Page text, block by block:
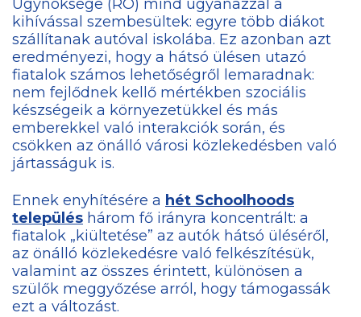
Ügynöksége (RO) mind ugyanazzal a
kihívással szembesültek: egyre több diákot
szállítanak autóval iskolába. Ez azonban azt
eredményezi, hogy a hátsó ülésen utazó
fiatalok számos lehetőségről lemaradnak:
nem fejlődnek kellő mértékben szociális
készségeik a környezetükkel és más
emberekkel való interakciók során, és
csökken az önálló városi közlekedésben való
jártasságuk is.
Ennek enyhítésére a hét Schoolhoods
település három fő irányra koncentrált: a
fiatalok „kiültetése” az autók hátsó üléséről,
az önálló közlekedésre való felkészítésük,
valamint az összes érintett, különösen a
szülők meggyőzése arról, hogy támogassák
ezt a változást.